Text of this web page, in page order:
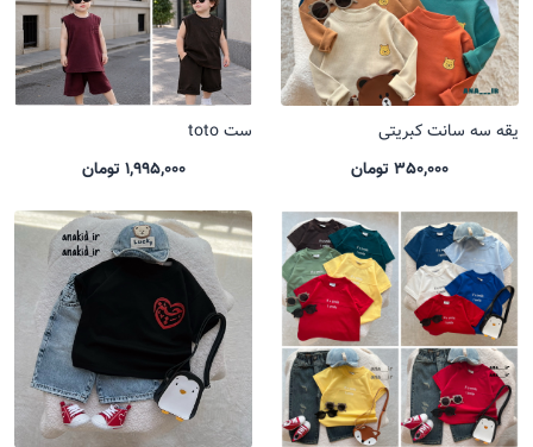
یقه سه سانت کبریتی
350,000 تومان
ست toto
1,995,000 تومان